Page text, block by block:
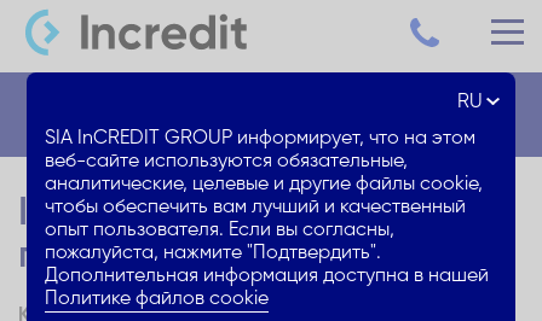
IKEA или не IKEA – советы
по покупке мебели
Как, покупая мебель, найти баланс цены и качества:
RU
SIA InCREDIT GROUP информирует, что на этом
веб-сайте используются обязательные,
аналитические, целевые и другие файлы cookie,
чтобы обеспечить вам лучший и качественный
опыт пользователя. Если вы согласны,
пожалуйста, нажмите "Подтвердить".
Дополнительная информация доступна в нашей
Политике файлов cookie